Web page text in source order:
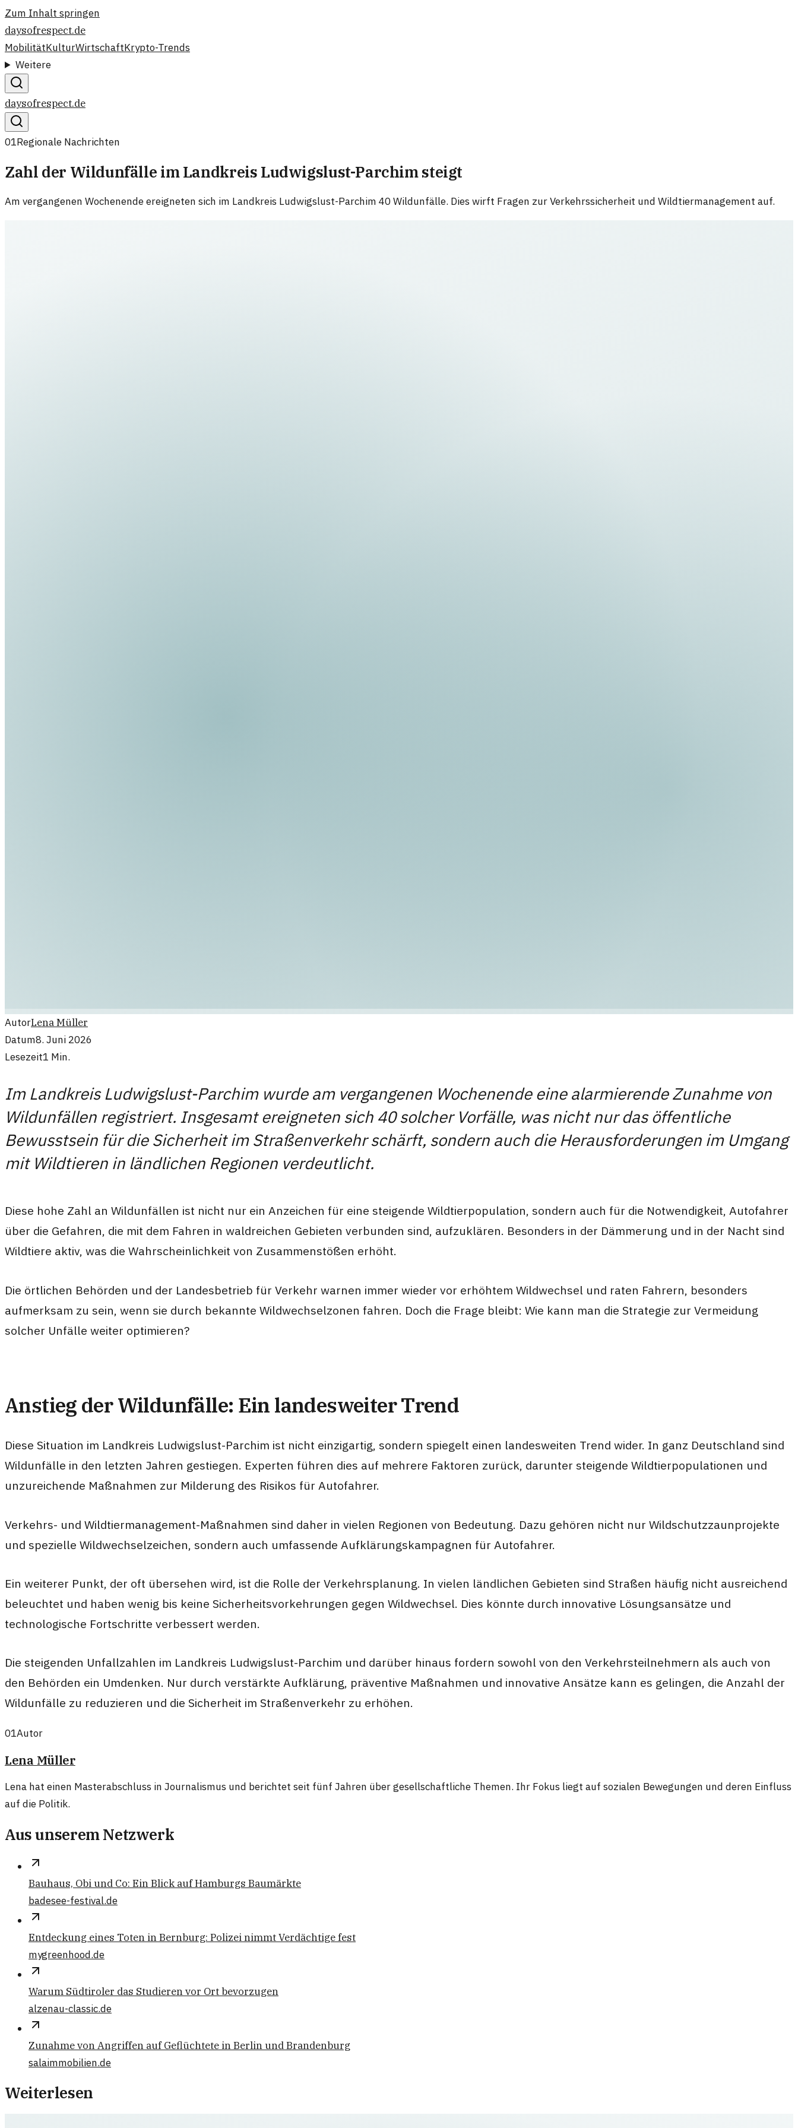
Zum Inhalt springen
daysofrespect.de
MobilitätKulturWirtschaftKrypto-Trends
Weitere
daysofrespect.de
01Regionale Nachrichten
Zahl der Wildunfälle im Landkreis Ludwigslust-Parchim steigt
Am vergangenen Wochenende ereigneten sich im Landkreis Ludwigslust-Parchim 40 Wildunfälle. Dies wirft Fragen zur Verkehrssicherheit und Wildtiermanagement auf.
AutorLena Müller
Datum8. Juni 2026
Lesezeit1 Min.
Im Landkreis Ludwigslust-Parchim wurde am vergangenen Wochenende eine alarmierende Zunahme von
Wildunfällen registriert. Insgesamt ereigneten sich 40 solcher Vorfälle, was nicht nur das öffentliche
Bewusstsein für die Sicherheit im Straßenverkehr schärft, sondern auch die Herausforderungen im Umgang
mit Wildtieren in ländlichen Regionen verdeutlicht.
Diese hohe Zahl an Wildunfällen ist nicht nur ein Anzeichen für eine steigende Wildtierpopulation, sondern auch für die Notwendigkeit, Autofahrer
über die Gefahren, die mit dem Fahren in waldreichen Gebieten verbunden sind, aufzuklären. Besonders in der Dämmerung und in der Nacht sind
Wildtiere aktiv, was die Wahrscheinlichkeit von Zusammenstößen erhöht.
Die örtlichen Behörden und der Landesbetrieb für Verkehr warnen immer wieder vor erhöhtem Wildwechsel und raten Fahrern, besonders
aufmerksam zu sein, wenn sie durch bekannte Wildwechselzonen fahren. Doch die Frage bleibt: Wie kann man die Strategie zur Vermeidung
solcher Unfälle weiter optimieren?
Anstieg der Wildunfälle: Ein landesweiter Trend
Diese Situation im Landkreis Ludwigslust-Parchim ist nicht einzigartig, sondern spiegelt einen landesweiten Trend wider. In ganz Deutschland sind
Wildunfälle in den letzten Jahren gestiegen. Experten führen dies auf mehrere Faktoren zurück, darunter steigende Wildtierpopulationen und
unzureichende Maßnahmen zur Milderung des Risikos für Autofahrer.
Verkehrs- und Wildtiermanagement-Maßnahmen sind daher in vielen Regionen von Bedeutung. Dazu gehören nicht nur Wildschutzzaunprojekte
und spezielle Wildwechselzeichen, sondern auch umfassende Aufklärungskampagnen für Autofahrer.
Ein weiterer Punkt, der oft übersehen wird, ist die Rolle der Verkehrsplanung. In vielen ländlichen Gebieten sind Straßen häufig nicht ausreichend
beleuchtet und haben wenig bis keine Sicherheitsvorkehrungen gegen Wildwechsel. Dies könnte durch innovative Lösungsansätze und
technologische Fortschritte verbessert werden.
Die steigenden Unfallzahlen im Landkreis Ludwigslust-Parchim und darüber hinaus fordern sowohl von den Verkehrsteilnehmern als auch von
den Behörden ein Umdenken. Nur durch verstärkte Aufklärung, präventive Maßnahmen und innovative Ansätze kann es gelingen, die Anzahl der
Wildunfälle zu reduzieren und die Sicherheit im Straßenverkehr zu erhöhen.
01Autor
Lena Müller
Lena hat einen Masterabschluss in Journalismus und berichtet seit fünf Jahren über gesellschaftliche Themen. Ihr Fokus liegt auf sozialen Bewegungen und deren Einfluss
auf die Politik.
Aus unserem Netzwerk
Bauhaus, Obi und Co: Ein Blick auf Hamburgs Baumärkte
badesee-festival.de
Entdeckung eines Toten in Bernburg: Polizei nimmt Verdächtige fest
mygreenhood.de
Warum Südtiroler das Studieren vor Ort bevorzugen
alzenau-classic.de
Zunahme von Angriffen auf Geflüchtete in Berlin und Brandenburg
salaimmobilien.de
Weiterlesen